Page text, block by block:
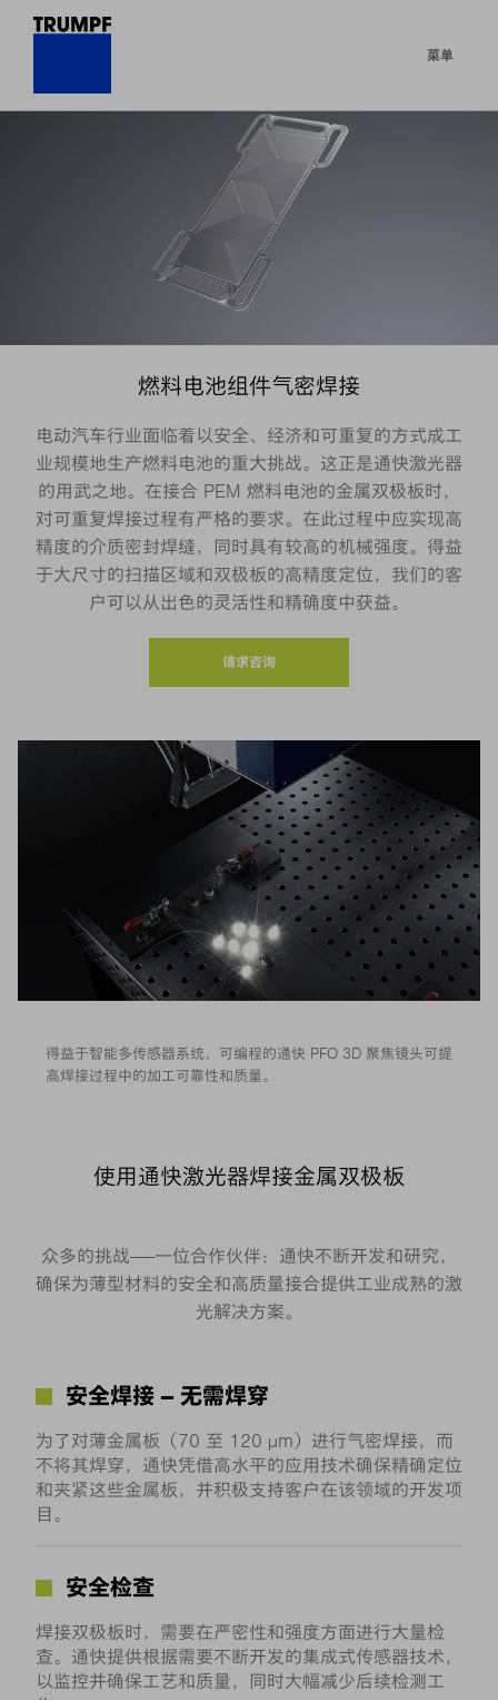
菜单
燃料电池组件气密焊接
电动汽车行业面临着以安全、经济和可重复的方式成工
业规模地生产燃料电池的重大挑战。这正是通快激光器
的用武之地。在接合 PEM 燃料电池的金属双极板时，
对可重复焊接过程有严格的要求。在此过程中应实现高
精度的介质密封焊缝，同时具有较高的机械强度。得益
于大尺寸的扫描区域和双极板的高精度定位，我们的客
户可以从出色的灵活性和精确度中获益。
请求咨询
得益于智能多传感器系统，可编程的通快 PFO 3D 聚焦镜头可提
高焊接过程中的加工可靠性和质量。
使用通快激光器焊接金属双极板
众多的挑战——一位合作伙伴：通快不断开发和研究，
确保为薄型材料的安全和高质量接合提供工业成熟的激
光解决方案。
安全焊接 – 无需焊穿
为了对薄金属板（70 至 120 µm）进行气密焊接，而
不将其焊穿，通快凭借高水平的应用技术确保精确定位
和夹紧这些金属板，并积极支持客户在该领域的开发项
目。
安全检查
焊接双极板时，需要在严密性和强度方面进行大量检
查。通快提供根据需要不断开发的集成式传感器技术，
以监控并确保工艺和质量，同时大幅减少后续检测工